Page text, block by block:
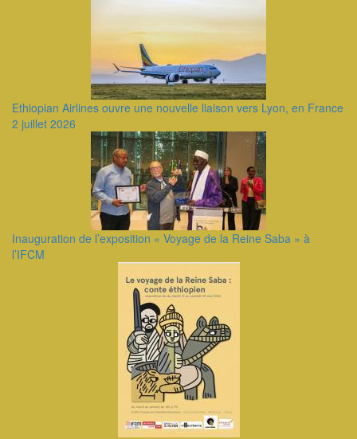
Ethiopian Airlines ouvre une nouvelle liaison vers Lyon, en France
2 juillet 2026
Inauguration de l’exposition « Voyage de la Reine Saba » à
l’IFCM